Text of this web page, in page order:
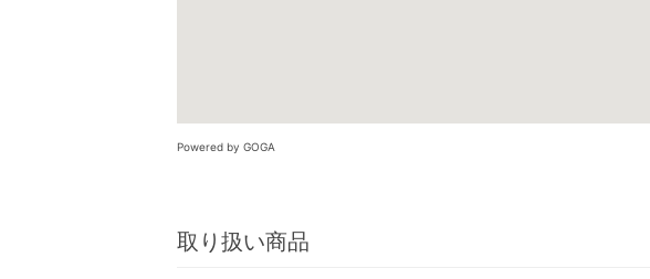
Powered by GOGA
取り扱い商品